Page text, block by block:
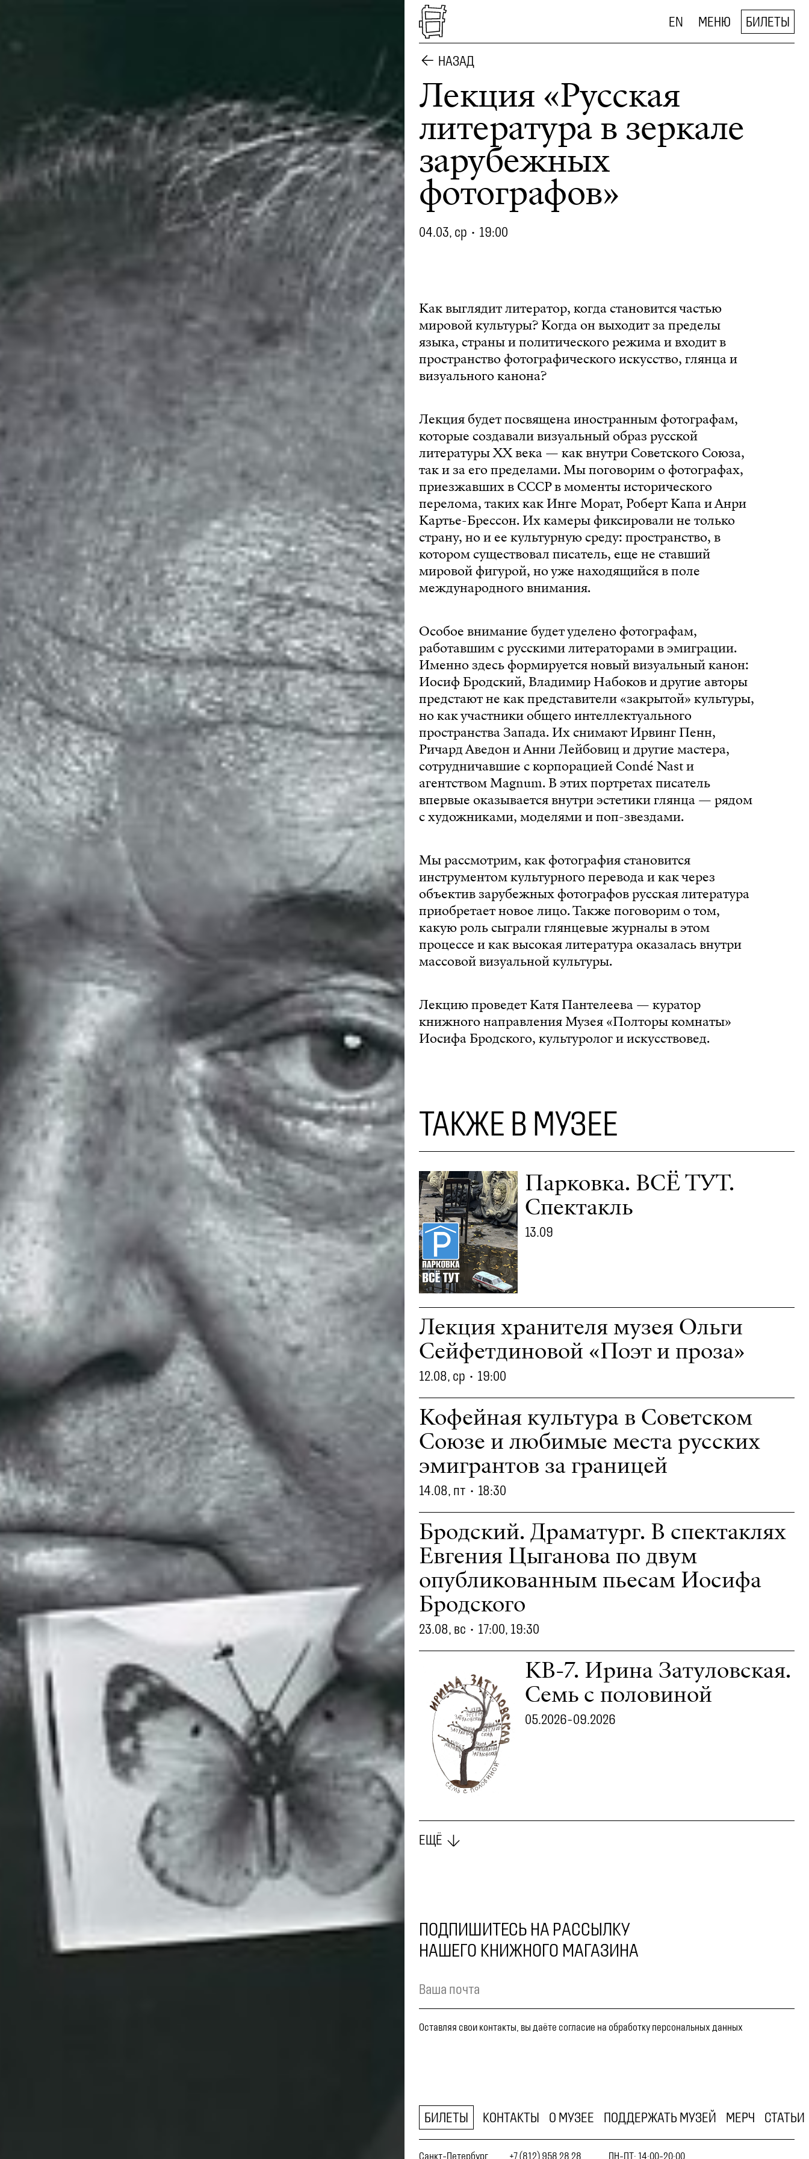
EN МЕНЮ БИЛЕТЫ
НАЗАД
Лекция «Русская
литература в зеркале
зарубежных
фотографов»
04.03, ср • 19:00
Как выглядит литератор, когда становится частью
мировой культуры? Когда он выходит за пределы
языка, страны и политического режима и входит в
пространство фотографического искусство, глянца и
визуального канона?
Лекция будет посвящена иностранным фотографам,
которые создавали визуальный образ русской
литературы XX века — как внутри Советского Союза,
так и за его пределами. Мы поговорим о фотографах,
приезжавших в СССР в моменты исторического
перелома, таких как Инге Морат, Роберт Капа и Анри
Картье-Брессон. Их камеры фиксировали не только
страну, но и ее культурную среду: пространство, в
котором существовал писатель, еще не ставший
мировой фигурой, но уже находящийся в поле
международного внимания.
Особое внимание будет уделено фотографам,
работавшим с русскими литераторами в эмиграции.
Именно здесь формируется новый визуальный канон:
Иосиф Бродский, Владимир Набоков и другие авторы
предстают не как представители «закрытой» культуры,
но как участники общего интеллектуального
пространства Запада. Их снимают Ирвинг Пенн,
Ричард Аведон и Анни Лейбовиц и другие мастера,
сотрудничавшие с корпорацией Condé Nast и
агентством Magnum. В этих портретах писатель
впервые оказывается внутри эстетики глянца — рядом
с художниками, моделями и поп-звездами.
Мы рассмотрим, как фотография становится
инструментом культурного перевода и как через
объектив зарубежных фотографов русская литература
приобретает новое лицо. Также поговорим о том,
какую роль сыграли глянцевые журналы в этом
процессе и как высокая литература оказалась внутри
массовой визуальной культуры.
Лекцию проведет Катя Пантелеева — куратор
книжного направления Музея «Полторы комнаты»
Иосифа Бродского, культуролог и искусствовед.
ТАКЖЕ В МУЗЕЕ
Парковка. ВСЁ ТУТ.
Спектакль
13.09
Лекция хранителя музея Ольги
Сейфетдиновой «Поэт и проза»
12.08, ср • 19:00
Кофейная культура в Советском
Союзе и любимые места русских
эмигрантов за границей
14.08, пт • 18:30
Бродский. Драматург. В спектаклях
Евгения Цыганова по двум
опубликованным пьесам Иосифа
Бродского
23.08, вс • 17:00, 19:30
КВ-7. Ирина Затуловская.
Семь с половиной
05.2026-09.2026
ЕЩЁ
ПОДПИШИТЕСЬ НА РАССЫЛКУ
НАШЕГО КНИЖНОГО МАГАЗИНА
Оставляя свои контакты, вы даёте согласие на обработку персональных данных
БИЛЕТЫ КОНТАКТЫ О МУЗЕЕ ПОДДЕРЖАТЬ МУЗЕЙ МЕРЧ СТАТЬИ
Санкт-Петербург, +7 (812) 958 28 28 ПН-ПТ: 14:00-20:00